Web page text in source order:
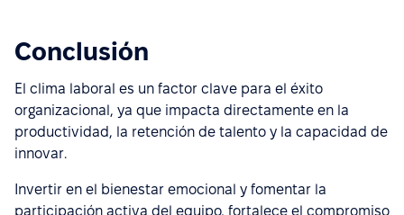
Conclusión
El clima laboral es un factor clave para el éxito
organizacional, ya que impacta directamente en la
productividad, la retención de talento y la capacidad de
innovar.
Invertir en el bienestar emocional y fomentar la
participación activa del equipo, fortalece el compromiso